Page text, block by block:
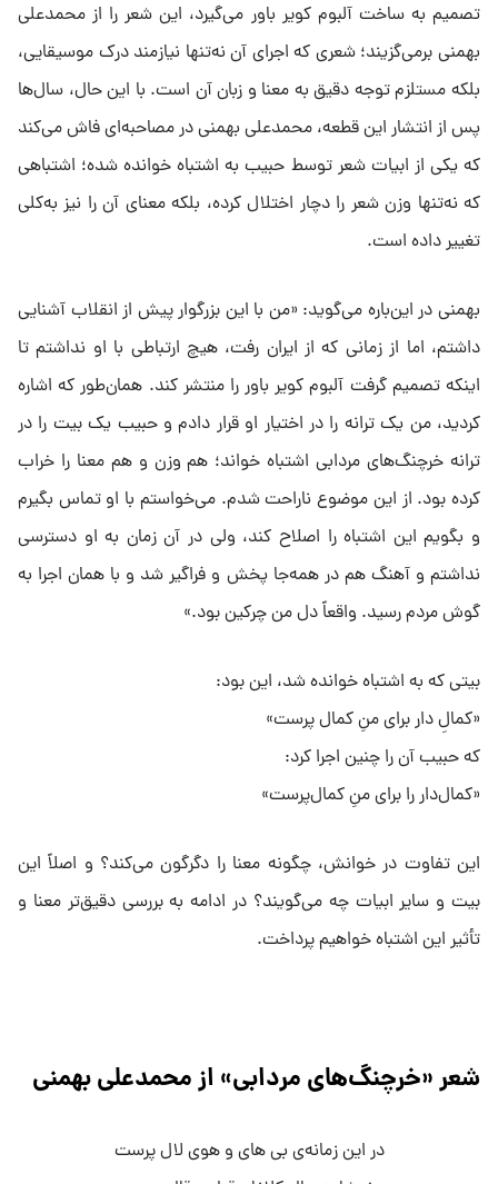
تصمیم به ساخت آلبوم کویر باور می‌گیرد، این شعر را از محمدعلی
بهمنی برمی‌گزیند؛ شعری که اجرای آن نه‌تنها نیازمند درک موسیقایی،
بلکه مستلزم توجه دقیق به معنا و زبان آن است. با این حال، سال‌ها
پس از انتشار این قطعه، محمدعلی بهمنی در مصاحبه‌ای فاش می‌کند
که یکی از ابیات شعر توسط حبیب به اشتباه خوانده شده؛ اشتباهی
که نه‌تنها وزن شعر را دچار اختلال کرده، بلکه معنای آن را نیز به‌کلی
تغییر داده است.
بهمنی در این‌باره می‌گوید: «من با این بزرگوار پیش از انقلاب آشنایی
داشتم، اما از زمانی که از ایران رفت، هیچ ارتباطی با او نداشتم تا
اینکه تصمیم گرفت آلبوم کویر باور را منتشر کند. همان‌طور که اشاره
کردید، من یک ترانه را در اختیار او قرار دادم و حبیب یک بیت را در
ترانه خرچنگ‌های مردابی اشتباه خواند؛ هم وزن و هم معنا را خراب
کرده بود. از این موضوع ناراحت شدم. می‌خواستم با او تماس بگیرم
و بگویم این اشتباه را اصلاح کند، ولی در آن زمان به او دسترسی
نداشتم و آهنگ هم در همه‌جا پخش و فراگیر شد و با همان اجرا به
گوش مردم رسید. واقعاً دل من چرکین بود.»
بیتی که به اشتباه خوانده شد، این بود:
«کمالِ دار برای منِ کمال پرست»
که حبیب آن را چنین اجرا کرد:
«کمال‌دار را برای منِ کمال‌پرست»
این تفاوت در خوانش، چگونه معنا را دگرگون می‌کند؟ و اصلاً این
بیت و سایر ابیات چه می‌گویند؟ در ادامه به بررسی دقیق‌تر معنا و
تأثیر این اشتباه خواهیم پرداخت.
شعر «خرچنگ‌های مردابی» از محمدعلی بهمنی
در این زمانه‌ی بی های و هوی لال پرست